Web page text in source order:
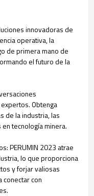
innovadoras de
operativa, la
de primera mano de
el futuro de la
Obtenga
de la industria, las
tecnología minera.
PERUMIN 2023 atrae
lo que proporciona
y forjar valiosas
conectar con